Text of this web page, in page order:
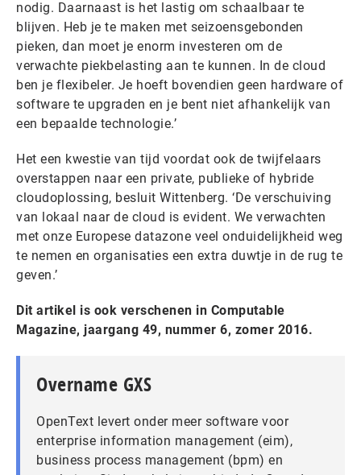
nodig. Daarnaast is het lastig om schaalbaar te
blijven. Heb je te maken met seizoensgebonden
pieken, dan moet je enorm investeren om de
verwachte piekbelasting aan te kunnen. In de cloud
ben je flexibeler. Je hoeft bovendien geen hardware of
software te upgraden en je bent niet afhankelijk van
een bepaalde technologie.’
Het een kwestie van tijd voordat ook de twijfelaars
overstappen naar een private, publieke of hybride
cloudoplossing, besluit Wittenberg. ‘De verschuiving
van lokaal naar de cloud is evident. We verwachten
met onze Europese datazone veel onduidelijkheid weg
te nemen en organisaties een extra duwtje in de rug te
geven.’
Dit artikel is ook verschenen in Computable
Magazine, jaargang 49, nummer 6, zomer 2016.
Overname GXS
OpenText levert onder meer software voor
enterprise information management (eim),
business process management (bpm) en